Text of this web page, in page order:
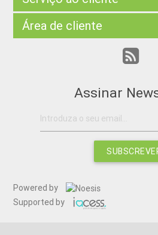
Área de cliente
Assinar
Powered by
Supported by